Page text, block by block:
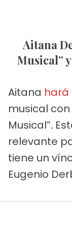
Aitana Derbez debuta en “Shrek El
Musical”
Aitana hará
musical con
Musical”.
relevante
tiene un
Eugenio